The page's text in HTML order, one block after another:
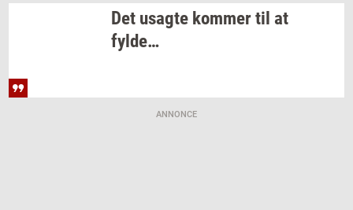
Det us­ag­te kom­mertil at
fylde…
ANNONCE